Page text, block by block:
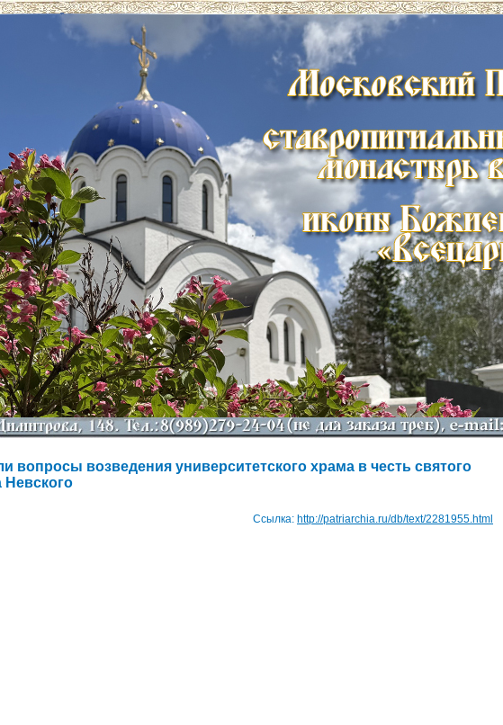
вопросы возведения университетского храма в честь святого
Невского
Ссылка: http://patriarchia.ru/db/text/2281955.html